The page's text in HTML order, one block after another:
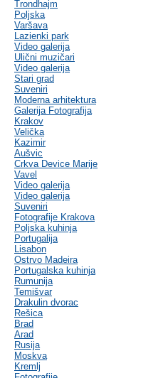
Trondhajm
Poljska
Varšava
Lazienki park
Video galerija
Ulični muzičari
Video galerija
Stari grad
Suveniri
Moderna arhitektura
Galerija Fotografija
Krakov
Velička
Kazimir
Aušvic
Crkva Device Marije
Vavel
Video galerija
Video galerija
Suveniri
Fotografije Krakova
Poljska kuhinja
Portugalija
Lisabon
Ostrvo Madeira
Portugalska kuhinja
Rumunija
Temišvar
Drakulin dvorac
Rešica
Brad
Arad
Rusija
Moskva
Kremlj